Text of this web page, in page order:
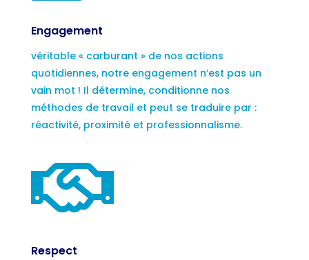
Engagement
véritable « carburant » de nos actions
quotidiennes, notre engagement n’est pas un
vain mot ! Il détermine, conditionne nos
méthodes de travail et peut se traduire par :
réactivité, proximité et professionnalisme.

Respect